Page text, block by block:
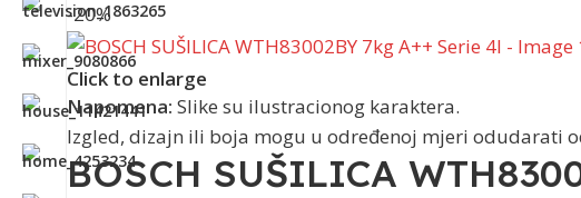
-20%
Click to enlarge
Napomena: Slike su ilustracionog karaktera.
Izgled, dizajn ili boja mogu u određenoj mjeri odudarati
BOSCH SUŠILICA